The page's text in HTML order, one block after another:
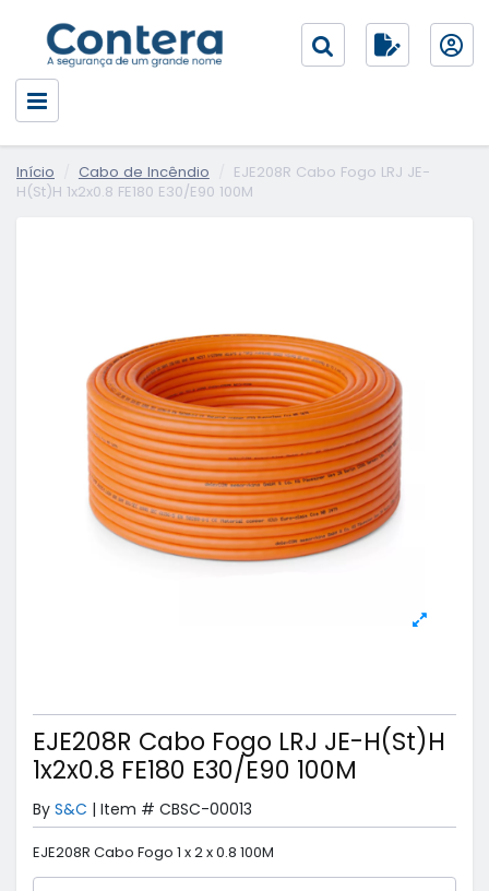
Início Cabo de Incêndio
EJE208R Cabo Fogo LRJ JE-
H(St)H 1x2x0.8 FE180 E30/E90 100M
EJE208R Cabo Fogo LRJ JE-H(St)H
1x2x0.8 FE180 E30/E90 100M
By S&C | Item # CBSC-00013
EJE208R Cabo Fogo 1 x 2 x 0.8 100M